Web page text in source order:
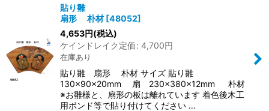
貼り雛
扇形 朴材 [48052]
4,653円(税込)
ケインドレイク定価: 4,700円
在庫あり
貼り雛 扇形 朴材 サイズ 貼り雛
130×90×20mm 扇 230×380×12mm 朴材
※お雛様と、扇形の板は離れています 着色後木工
用ボンド等で貼り付けてください …